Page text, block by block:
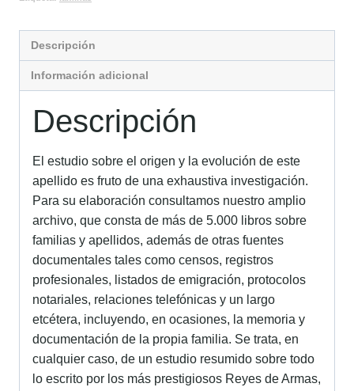
Descripción
Información adicional
Descripción
El estudio sobre el origen y la evolución de este
apellido es fruto de una exhaustiva investigación.
Para su elaboración consultamos nuestro amplio
archivo, que consta de más de 5.000 libros sobre
familias y apellidos, además de otras fuentes
documentales tales como censos, registros
profesionales, listados de emigración, protocolos
notariales, relaciones telefónicas y un largo
etcétera, incluyendo, en ocasiones, la memoria y
documentación de la propia familia. Se trata, en
cualquier caso, de un estudio resumido sobre todo
lo escrito por los más prestigiosos Reyes de Armas,